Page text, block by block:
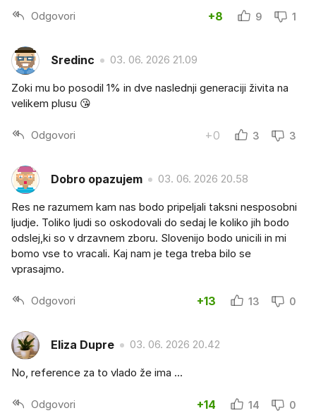
Odgovori +8 9 1
Sredinc 03. 06. 2026 21.09
Zoki mu bo posodil 1% in dve naslednji generaciji živita na
velikem plusu 😘
Odgovori +0 3 3
Dobro opazujem 03. 06. 2026 20.58
Res ne razumem kam nas bodo pripeljali taksni nesposobni
ljudje. Toliko ljudi so oskodovali do sedaj le koliko jih bodo
odslej,ki so v drzavnem zboru. Slovenijo bodo unicili in mi
bomo vse to vracali. Kaj nam je tega treba bilo se
vprasajmo.
Odgovori +13 13 0
Eliza Dupre 03. 06. 2026 20.42
No, reference za to vlado že ima ...
Odgovori +14 14 0